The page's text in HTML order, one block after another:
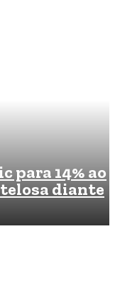
para 14% ao
diante